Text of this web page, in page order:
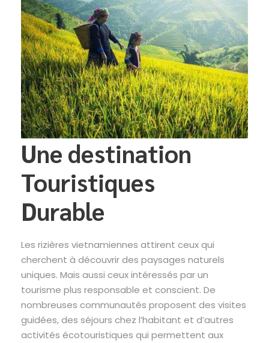
Une destination
Touristiques
Durable
Les rizières vietnamiennes attirent ceux qui
cherchent à découvrir des paysages naturels
uniques. Mais aussi ceux intéressés par un
tourisme plus responsable et conscient. De
nombreuses communautés proposent des visites
guidées, des séjours chez l’habitant et d’autres
activités écotouristiques qui permettent aux